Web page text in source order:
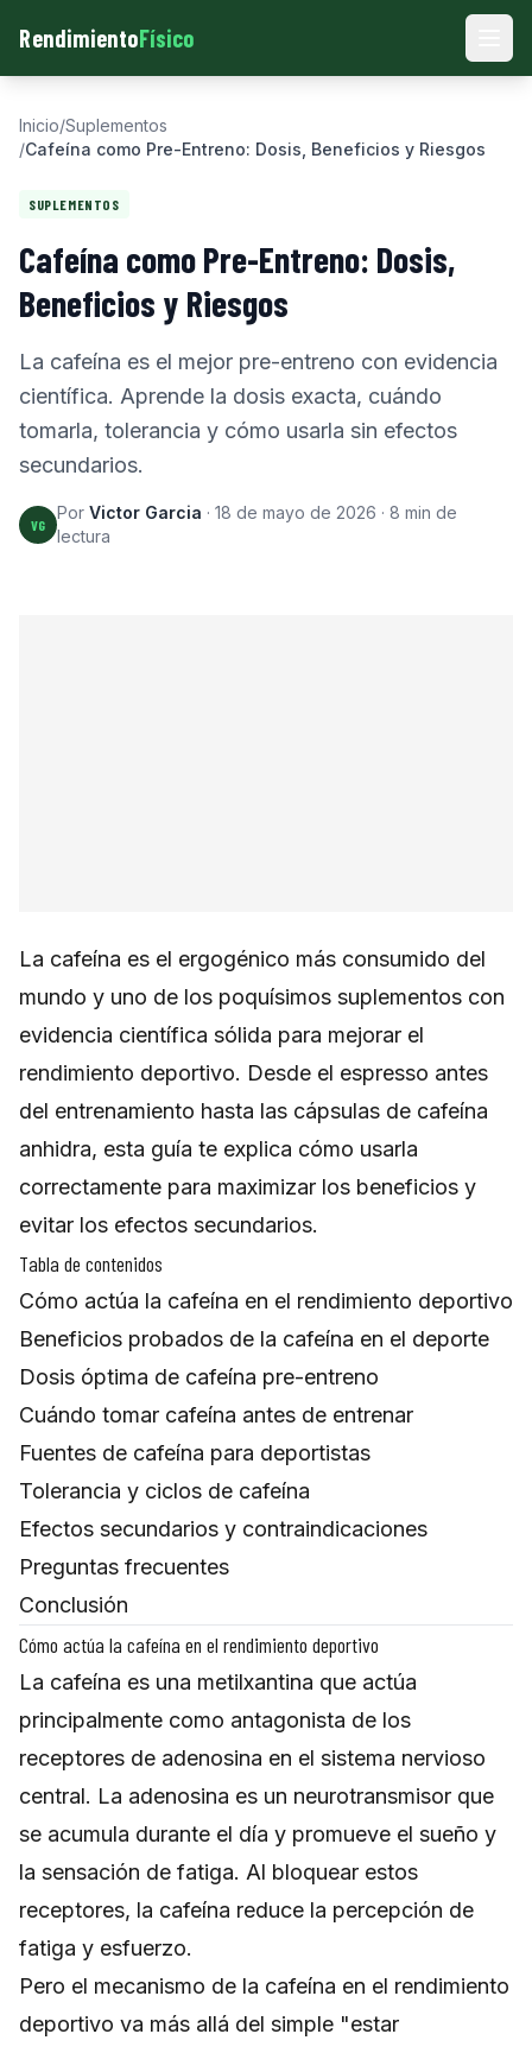
RendimientoFísico
Inicio/Suplementos
/Cafeína como Pre-Entreno: Dosis, Beneficios y Riesgos
SUPLEMENTOS
Cafeína como Pre-Entreno: Dosis,
Beneficios y Riesgos
La cafeína es el mejor pre-entreno con evidencia
científica. Aprende la dosis exacta, cuándo
tomarla, tolerancia y cómo usarla sin efectos
secundarios.
VG
Por Victor Garcia · 18 de mayo de 2026 · 8 min de
lectura
La cafeína es el ergogénico más consumido del
mundo y uno de los poquísimos suplementos con
evidencia científica sólida para mejorar el
rendimiento deportivo. Desde el espresso antes
del entrenamiento hasta las cápsulas de cafeína
anhidra, esta guía te explica cómo usarla
correctamente para maximizar los beneficios y
evitar los efectos secundarios.
Tabla de contenidos
Cómo actúa la cafeína en el rendimiento deportivo
Beneficios probados de la cafeína en el deporte
Dosis óptima de cafeína pre-entreno
Cuándo tomar cafeína antes de entrenar
Fuentes de cafeína para deportistas
Tolerancia y ciclos de cafeína
Efectos secundarios y contraindicaciones
Preguntas frecuentes
Conclusión
Cómo actúa la cafeína en el rendimiento deportivo
La cafeína es una metilxantina que actúa
principalmente como antagonista de los
receptores de adenosina en el sistema nervioso
central. La adenosina es un neurotransmisor que
se acumula durante el día y promueve el sueño y
la sensación de fatiga. Al bloquear estos
receptores, la cafeína reduce la percepción de
fatiga y esfuerzo.
Pero el mecanismo de la cafeína en el rendimiento
deportivo va más allá del simple "estar